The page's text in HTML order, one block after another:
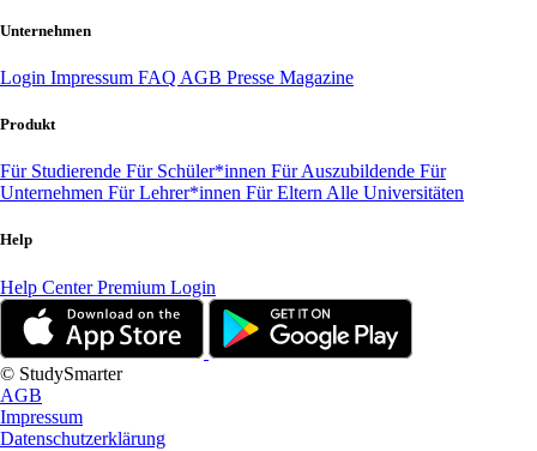
Unternehmen
Login Impressum FAQ AGB Presse Magazine
Produkt
Für Studierende Für Schüler*innen Für Auszubildende Für
Unternehmen Für Lehrer*innen Für Eltern Alle Universitäten
Help
Help CenterPremium Login
© StudySmarter
AGB
Impressum
Datenschutzerklärung